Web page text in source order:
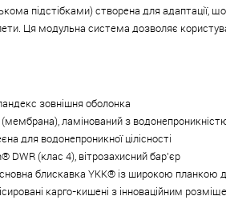
підстібками) створена для адаптації,
Ця модульна система дозволяє
зовнішня оболонка
ламінований з
для водонепроникної цілісності
DWR (клас 4), вітрозахисний бар'єр
блискавка YKK® із широкою планкою
карго-кишені з інноваційним